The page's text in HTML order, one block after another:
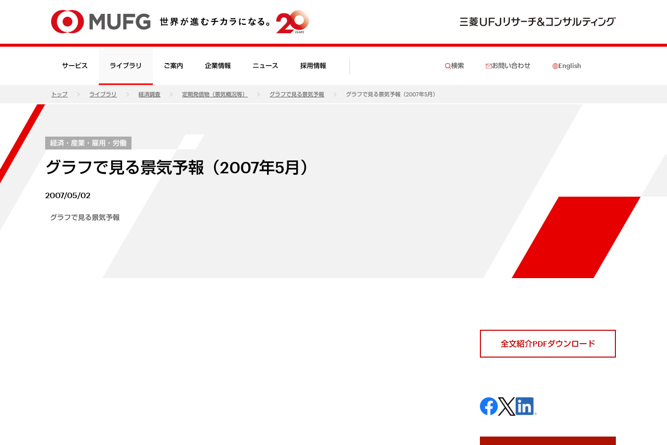
サービス ライブラリ ご案内 企業情報 ニュース 採用情報 検索 お問い合わせ English
トップ ライブラリ 経済調査 定期発信物（景気概況等） グラフで見る景気予報 グラフで見る景気予報（2007年5月）
経済・産業・雇用・労働
グラフで見る景気予報（2007年5月）
2007/05/02
グラフで見る景気予報
全文紹介PDFダウンロード